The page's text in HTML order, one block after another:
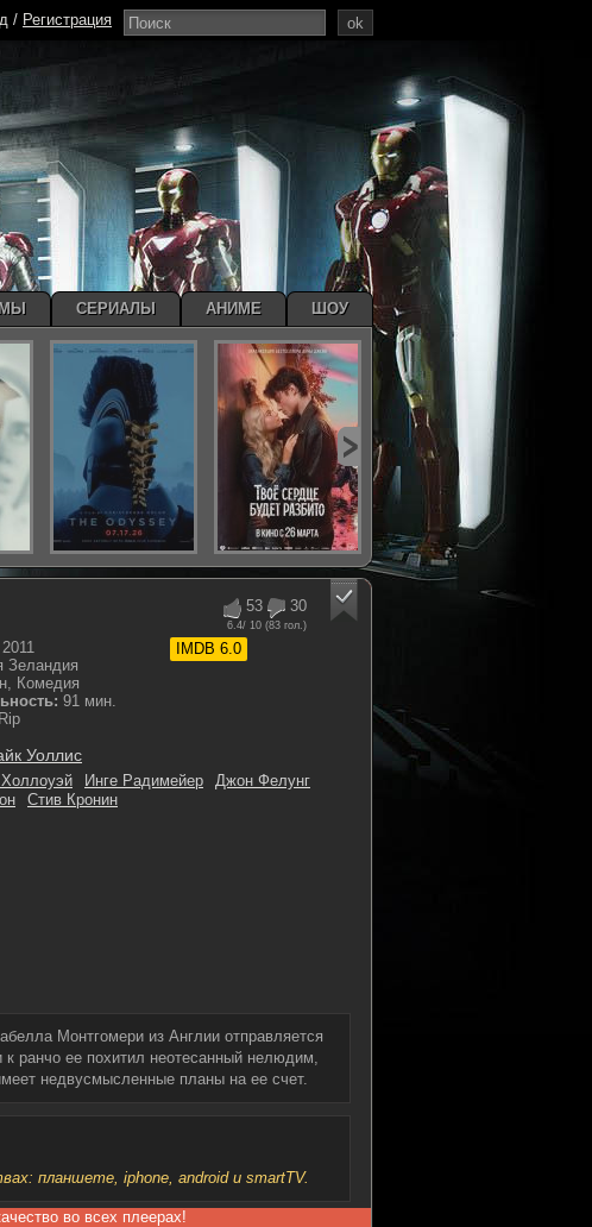
53 30
6.4/ 10 (83 гол.)
IMDB 6.0
2011
Зеландия
Комедия
91 мин.
Уоллис
Инге Радимейер
Джон Фелунг
Стив Кронин
Монтгомери из Англии отправляется
ранчо ее похитил неотесанный нелюдим,
недвусмысленные планы на ее счет.
планшете, iphone, android и smartTV.
во всех плеерах!
ok
/ Регистрация
СЕРИАЛЫ АНИМЕ ШОУ